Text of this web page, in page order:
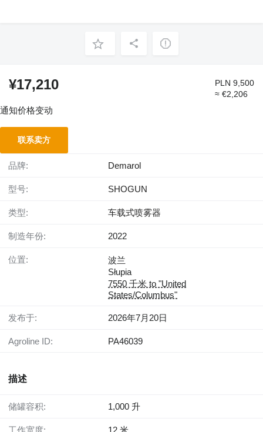
¥17,210
PLN 9,500
≈ €2,206
通知价格变动
联系卖方
品牌: Demarol
型号: SHOGUN
类型: 车载式喷雾器
制造年份: 2022
位置:
波兰
Słupia
7550 千米 to "United
States/Columbus"
发布于: 2026年7月20日
Agroline ID: PA46039
描述
储罐容积: 1,000 升
工作宽度: 12 米